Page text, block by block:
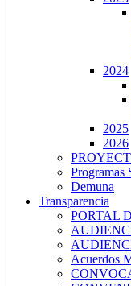
2024
2025
2026
Programas
Demuna
Transparencia
PORTAL
Acuerdos